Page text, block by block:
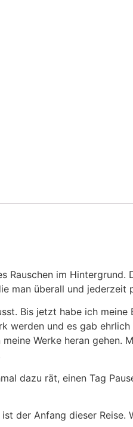
im Hintergrund.
man überall und jederzeit
Bis jetzt habe ich
werden und es gab
Werke heran gehen.
dazu rät, einen Tag
der Anfang dieser Reise.